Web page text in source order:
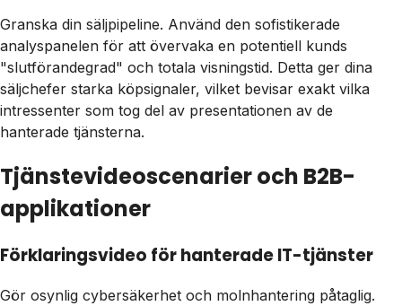
Granska din säljpipeline. Använd den sofistikerade
analyspanelen för att övervaka en potentiell kunds
"slutförandegrad" och totala visningstid. Detta ger dina
säljchefer starka köpsignaler, vilket bevisar exakt vilka
intressenter som tog del av presentationen av de
hanterade tjänsterna.
Tjänstevideoscenarier och B2B-
applikationer
Förklaringsvideo för hanterade IT-tjänster
Gör osynlig cybersäkerhet och molnhantering påtaglig.